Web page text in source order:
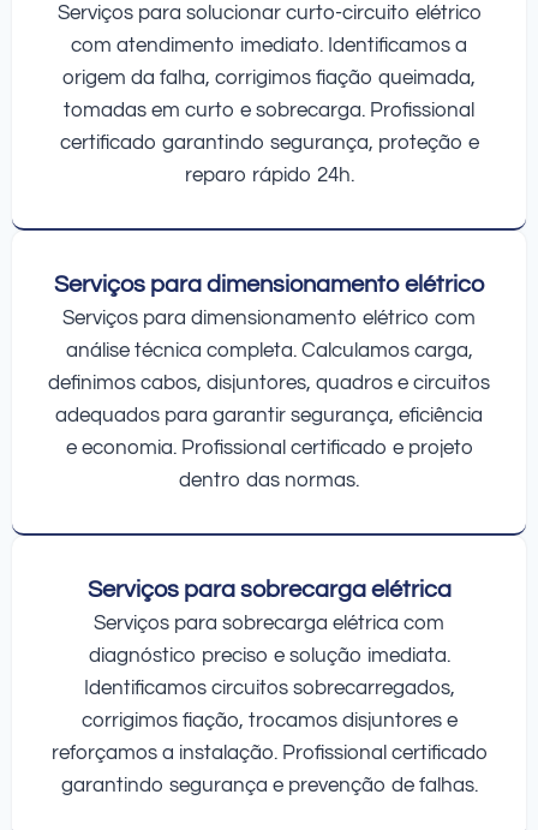
Serviços para solucionar curto-circuito elétrico
com atendimento imediato. Identificamos a
origem da falha, corrigimos fiação queimada,
tomadas em curto e sobrecarga. Profissional
certificado garantindo segurança, proteção e
reparo rápido 24h.
Serviços para dimensionamento elétrico
Serviços para dimensionamento elétrico com
análise técnica completa. Calculamos carga,
definimos cabos, disjuntores, quadros e circuitos
adequados para garantir segurança, eficiência
e economia. Profissional certificado e projeto
dentro das normas.
Serviços para sobrecarga elétrica
Serviços para sobrecarga elétrica com
diagnóstico preciso e solução imediata.
Identificamos circuitos sobrecarregados,
corrigimos fiação, trocamos disjuntores e
reforçamos a instalação. Profissional certificado
garantindo segurança e prevenção de falhas.